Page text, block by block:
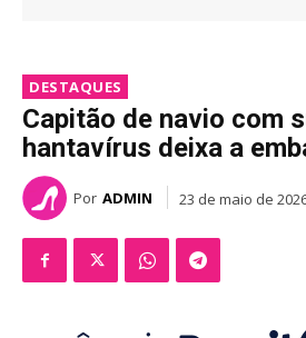
DESTAQUES
Capitão de navio com
hantavírus deixa a
Por ADMIN 23 de maio de